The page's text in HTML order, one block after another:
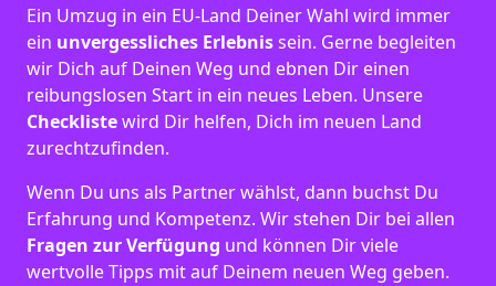
Ein Umzug in ein EU-Land Deiner Wahl wird immer
ein unvergessliches Erlebnissein. Gerne begleiten
wir Dich auf Deinen Weg und ebnen Dir einen
reibungslosen Start in ein neues Leben. Unsere
Checklistewird Dir helfen, Dich im neuen Land
zurechtzufinden.
Wenn Du uns als Partner wählst, dann buchst Du
Erfahrung und Kompetenz. Wir stehen Dir bei allen
Fragen zur Verfügung und können Dir viele
wertvolle Tipps mit auf Deinem neuen Weg geben.